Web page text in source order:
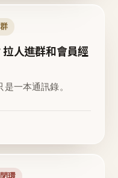
人進群和會員經
一本通訊錄。